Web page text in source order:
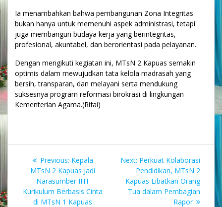
Ia menambahkan bahwa pembangunan Zona Integritas
bukan hanya untuk memenuhi aspek administrasi, tetapi
juga membangun budaya kerja yang berintegritas,
profesional, akuntabel, dan berorientasi pada pelayanan.
Dengan mengikuti kegiatan ini, MTsN 2 Kapuas semakin
optimis dalam mewujudkan tata kelola madrasah yang
bersih, transparan, dan melayani serta mendukung
suksesnya program reformasi birokrasi di lingkungan
Kementerian Agama.(Rifai)
Navigasi
pos
Previous: Previous
post:
Kepala
MTsN 2 Kapuas Jadi
Narasumber IHT
Kurikulum Berbasis Cinta
di MTsN 1 Kapuas
Next: Next
post:
Perkuat Kolaborasi
Pendidikan, MTsN 2
Kapuas Libatkan Orang
Tua dalam Pembagian
Rapor